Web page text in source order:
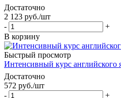
Достаточно
2 123 руб./шт
-
+
В корзину
Быстрый просмотр
Интенсивный курс
Достаточно
572 руб./шт
-
+